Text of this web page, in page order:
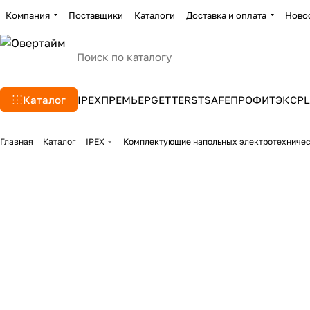
Компания Поставщики Каталоги Доставка и оплата
Каталог IPEXПРЕМЬЕРGETTERSTSAFEПРОФИТЭКС
Главная Каталог IPEX Комплектующие напольных